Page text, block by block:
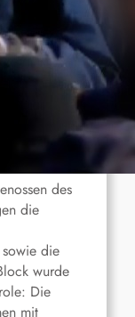
des
die
die
wurde
Die
mit